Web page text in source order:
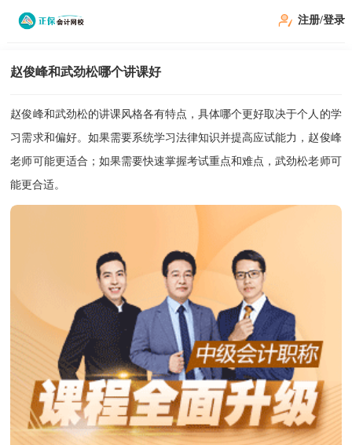
注册/登录
赵俊峰和武劲松哪个讲课好
赵俊峰和武劲松的讲课风格各有特点，具体哪个更好取决于个人的学
习需求和偏好。如果需要系统学习法律知识并提高应试能力，赵俊峰
老师可能更适合；如果需要快速掌握考试重点和难点，武劲松老师可
能更合适。